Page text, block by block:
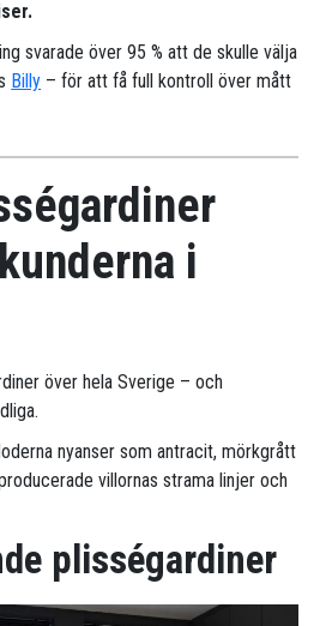
svarade över 95 % att de skulle välja
Billy – för att få full kontroll över mått
i
över hela Sverige – och
nyanser som antracit, mörkgrått
villornas strama linjer och
plisségardiner